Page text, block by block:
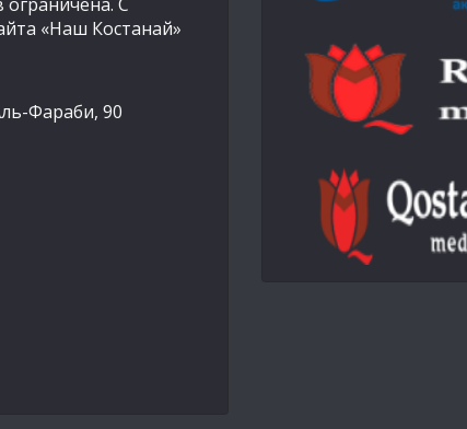
«Наш Костанай»
Фараби, 90